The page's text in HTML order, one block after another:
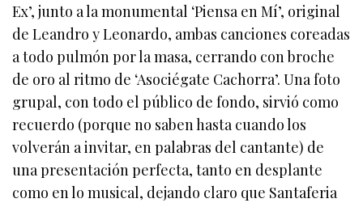
Ex’, junto a la monumental ‘Piensa en Mí’, original
de Leandro y Leonardo, ambas canciones coreadas
a todo pulmón por la masa, cerrando con broche
de oro al ritmo de ‘Asociégate Cachorra’. Una foto
grupal, con todo el público de fondo, sirvió como
recuerdo (porque no saben hasta cuando los
volverán a invitar, en palabras del cantante) de
una presentación perfecta, tanto en desplante
como en lo musical, dejando claro que Santaferia